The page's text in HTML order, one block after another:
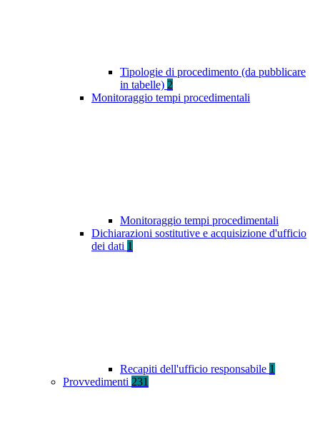
Tipologie di procedimento (da pubblicare
in tabelle) 2
Monitoraggio tempi procedimentali
Monitoraggio tempi procedimentali
Dichiarazioni sostitutive e acquisizione d'ufficio
dei dati 1
Recapiti dell'ufficio responsabile 1
Provvedimenti 231